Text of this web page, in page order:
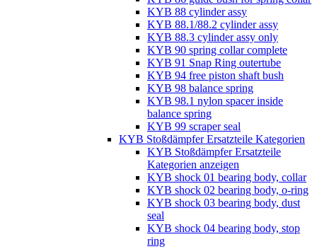
KYB 88 cylinder assy
KYB 88.1/88.2 cylinder assy
KYB 88.3 cylinder assy only
KYB 90 spring collar complete
KYB 91 Snap Ring outertube
KYB 94 free piston shaft bush
KYB 98 balance spring
KYB 98.1 nylon spacer inside
balance spring
KYB 99 scraper seal
KYB Stoßdämpfer Ersatzteile Kategorien
KYB Stoßdämpfer Ersatzteile
Kategorien anzeigen
KYB shock 01 bearing body, collar
KYB shock 02 bearing body, o-ring
KYB shock 03 bearing body, dust
seal
KYB shock 04 bearing body, stop
ring